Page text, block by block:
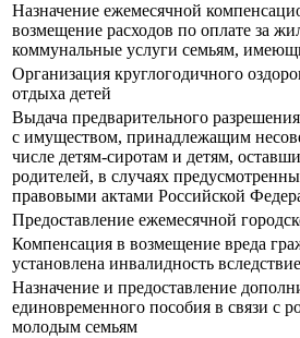
Назначение ежемесячной
возмещение расходов по оплате за
коммунальные услуги семьям,
Организация круглогодичного
отдыха детей
Выдача предварительного
с имуществом, принадлежащим
числе детям-сиротам и детям,
родителей, в случаях
правовыми актами Российской
Предоставление ежемесячной
Компенсация в возмещение вреда
установлена инвалидность
Назначение и предоставление
единовременного пособия в связи с
молодым семьям